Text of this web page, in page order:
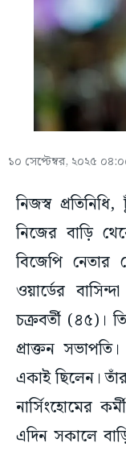
১০ সেপ্টেম্বর, ২০২৫
নিজস্ব
নিজের বাড়ি
বিজেপি নেতার
ওয়ার্ডের
চক্রবর্তী (৪৫)।
প্রাক্তন
একাই ছিলেন। তাঁর
নার্সিংহোমের
এদিন সকালে